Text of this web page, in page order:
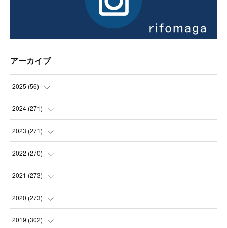
アーカイブ
2025 (56)
(14
(21
(21
2024 (271)
(21
(22
(23
(22
2023 (271)
(22
(23
(23
(21
2022 (270)
(23
(23
(22
2021 (273)
(24
(23
2020 (273)
(24
2019 (302)